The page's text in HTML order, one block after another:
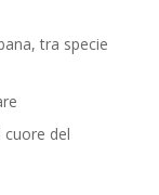
tra specie
cuore del